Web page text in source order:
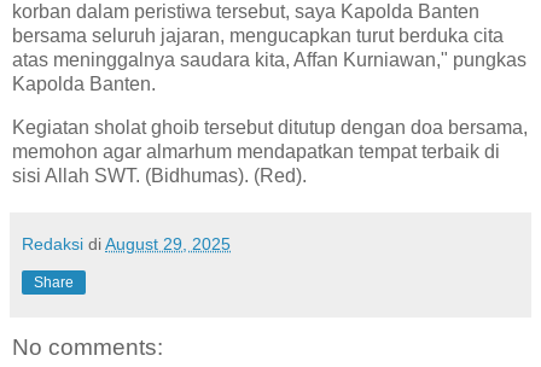
korban dalam peristiwa tersebut, saya Kapolda Banten
bersama seluruh jajaran, mengucapkan turut berduka cita
atas meninggalnya saudara kita, Affan Kurniawan," pungkas
Kapolda Banten.
Kegiatan sholat ghoib tersebut ditutup dengan doa bersama,
memohon agar almarhum mendapatkan tempat terbaik di
sisi Allah SWT. (Bidhumas). (Red).
Redaksi diAugust 29, 2025
Share
No comments: